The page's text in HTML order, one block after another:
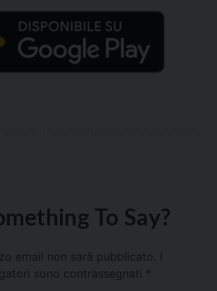
To Say?
email non sarà pubblicato.
sono contrassegnati *